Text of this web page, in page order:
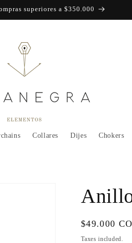
superiores a $350.000
Collares Dijes Chokers
Regular
price
$49.000
Taxes included.